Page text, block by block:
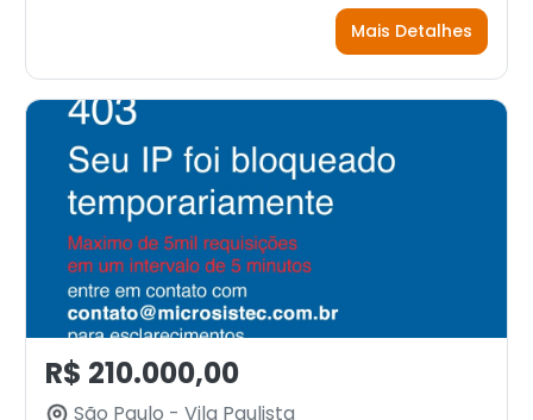
Mais Detalhes
R$ 210.000,00
São Paulo - Vila Paulista